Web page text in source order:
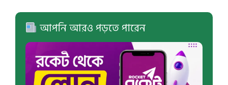
আপনি আরও পড়তে পারেন